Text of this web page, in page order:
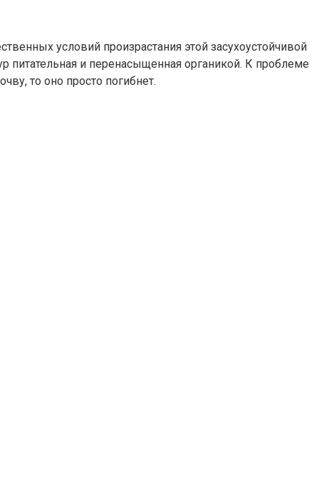
условий произрастания этой засухоустойчивой
питательная и перенасыщенная органикой. К проблеме
то оно просто погибнет.